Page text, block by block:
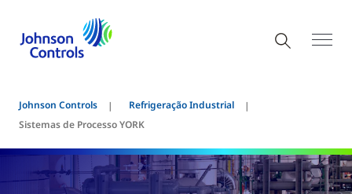
Johnson Controls
Refrigeração Industrial
Sistemas de Processo YORK